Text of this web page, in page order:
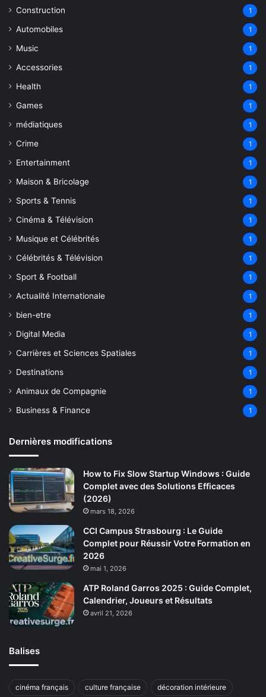
Construction 1
Automobiles 1
Music 1
Accessories 1
Health 1
Games 1
médiatiques 1
Crime 1
Entertainment 1
Maison & Bricolage 1
Sports & Tennis 1
Cinéma & Télévision 1
Musique et Célébrités 1
Célébrités & Télévision 1
Sport & Football 1
Actualité Internationale 1
bien-etre 1
Digital Media 1
Carrières et Sciences Spatiales 1
Destinations 1
Animaux de Compagnie 1
Business & Finance 1
Dernières modifications
How to Fix Slow Startup Windows : Guide
Complet avec des Solutions Efficaces
(2026)
mars 18, 2026
CCI Campus Strasbourg : Le Guide
Complet pour Réussir Votre Formation en
2026
mai 1, 2026
ATP Roland Garros 2025 : Guide Complet,
Calendrier, Joueurs et Résultats
avril 21, 2026
Balises
cinéma français culture française décoration intérieure